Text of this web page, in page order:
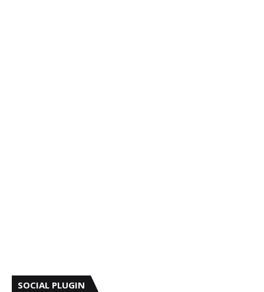
SOCIAL PLUGIN